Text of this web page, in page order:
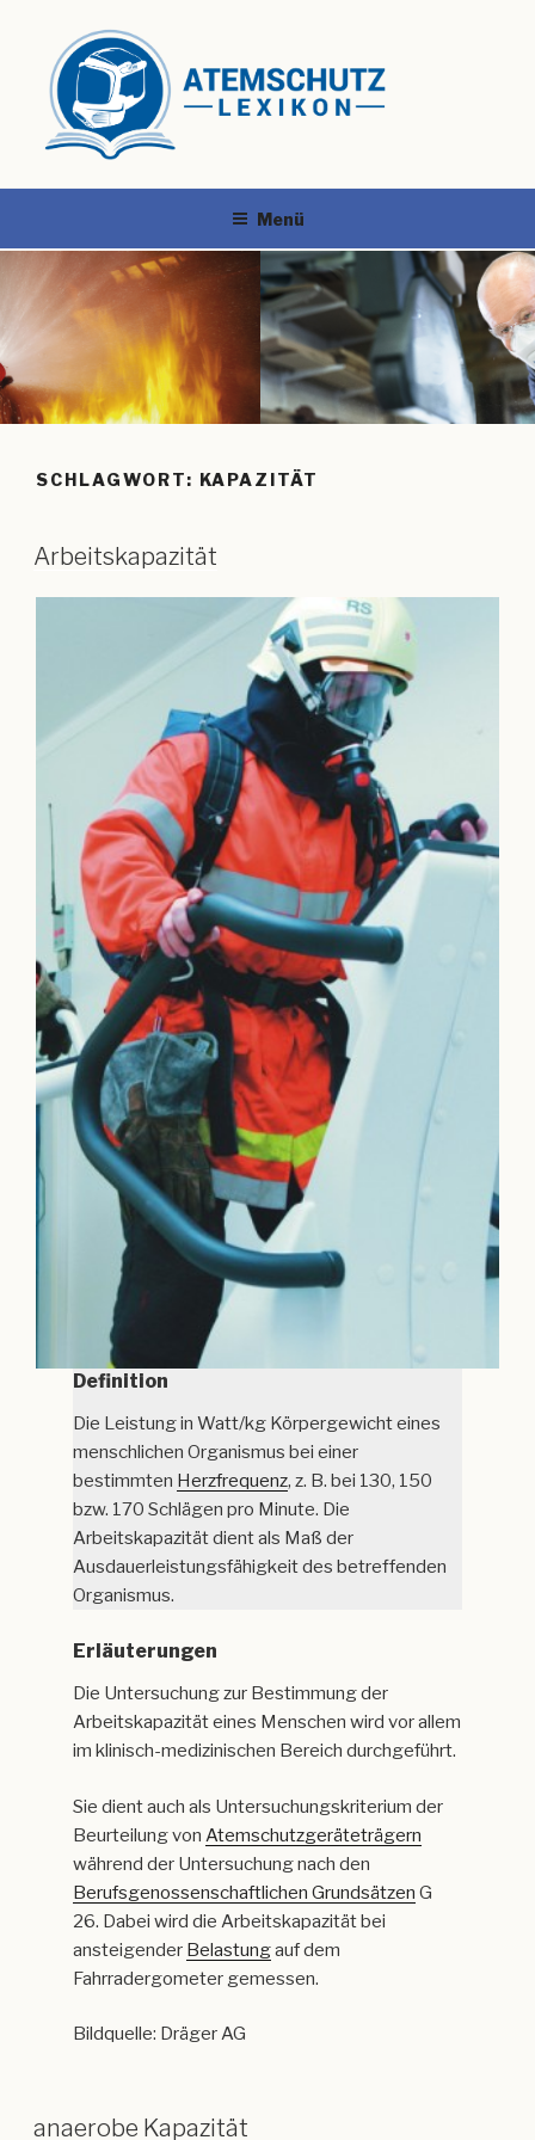
Menü
SCHLAGWORT: KAPAZITÄT
Arbeitskapazität
Definition
Die Leistung in Watt/kg Körpergewicht eines
menschlichen Organismus bei einer
bestimmten Herzfrequenz, z. B. bei 130, 150
bzw. 170 Schlägen pro Minute. Die
Arbeitskapazität dient als Maß der
Ausdauerleistungsfähigkeit des betreffenden
Organismus.
Erläuterungen
Die Untersuchung zur Bestimmung der
Arbeitskapazität eines Menschen wird vor allem
im klinisch-medizinischen Bereich durchgeführt.
Sie dient auch als Untersuchungskriterium der
Beurteilung vonAtemschutzgeräteträgern
während der Untersuchung nach den
Berufsgenossenschaftlichen Grundsätzen G
26. Dabei wird die Arbeitskapazität bei
ansteigender Belastungauf dem
Fahrradergometer gemessen.
Bildquelle: Dräger AG
anaerobe Kapazität